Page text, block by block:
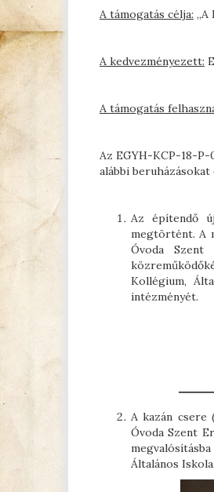
A támogatás célja: „A
A kedvezményezett:
A támogatás
Az EGYH-KCP-18-
alábbi
Az építendő
megtörtént. A
Óvoda Szent
Kollégium,
intézményét.
A kazán csere
Óvoda Szent
Általános